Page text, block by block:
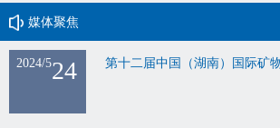
媒体聚焦
24
2024/5 第十二届中国（湖南）国际矿